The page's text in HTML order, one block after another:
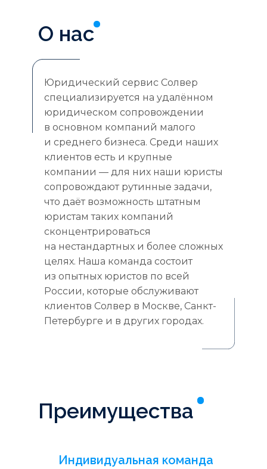
Юридический сервис Солвер
специализируется на удалённом
юридическом сопровождении
в основном компаний малого
и среднего бизнеса. Среди наших
клиентов есть и крупные
компании — для них наши юристы
сопровождают рутинные задачи,
что даёт возможность штатным
юристам таких компаний
сконцентрироваться
на нестандартных и более сложных
целях. Наша команда состоит
из опытных юристов по всей
России, которые обслуживают
клиентов Солвер в Москве, Санкт-
Петербурге и в других городах.
О нас
Преимущества
Индивидуальная команда